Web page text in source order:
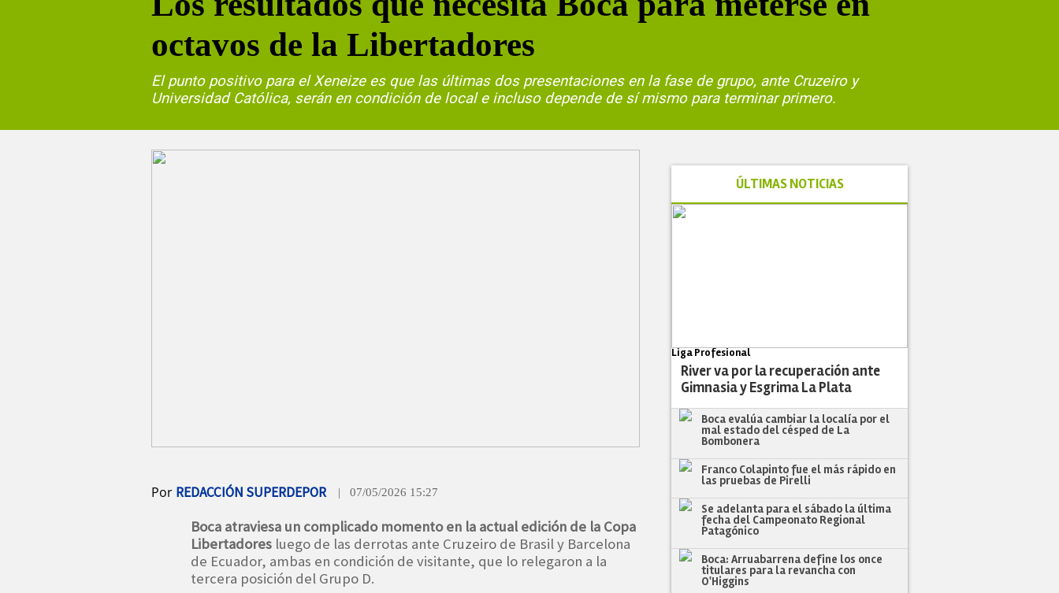
octavos de la Libertadores
El punto positivo para el Xeneize es que las últimas dos presentaciones en la fase de grupo, ante Cruzeiro y
Universidad Católica, serán en condición de local e incluso depende de sí mismo para terminar primero.
Por REDACCIÓN SUPERDEPOR | 07/05/2026 15:27
Boca atraviesa un complicado momento en la actual edición de la Copa
Libertadores luego de las derrotas ante Cruzeiro de Brasil y Barcelona
de Ecuador, ambas en condición de visitante, que lo relegaron a la
tercera posición del Grupo D.
ÚLTIMAS NOTICIAS
Liga Profesional
River va por la recuperación ante
Gimnasia y Esgrima La Plata
Boca evalúa cambiar la localía por el
mal estado del césped de La
Bombonera
Franco Colapinto fue el más rápido en
las pruebas de Pirelli
Se adelanta para el sábado la última
fecha del Campeonato Regional
Patagónico
Boca: Arruabarrena define los once
titulares para la revancha con
O'Higgins